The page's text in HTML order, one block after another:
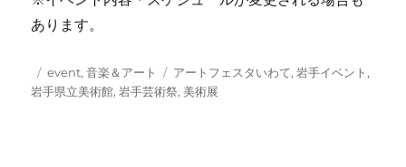
あります。
投
稿
カ
テ
event,音楽＆アート
タ
グ
アートフェスタいわて,岩手イベント ,
岩手県立美術館,岩手芸術祭, 美術展